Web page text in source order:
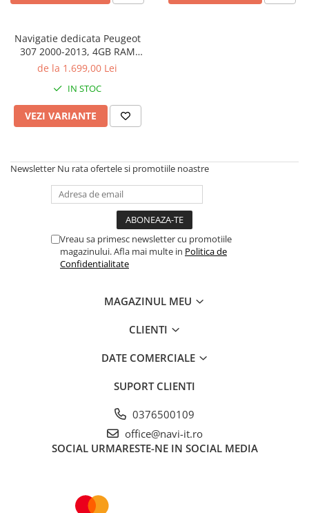
Navigatie dedicata Peugeot
307 2000-2013, 4GB RAM
64GB ROM, Procesor
14, Rezolutie 2K, Display QLED
9", DSP, Carplay&Android
Auto, SIM 4G
de la 1.699,00 Lei
IN STOC
VEZI VARIANTE
Newsletter Nu rata ofertele si promotiile noastre
Vreau sa primesc newsletter cu promotiile
magazinului. Afla mai multe in Politica de
Confidentialitate
MAGAZINUL MEU
CLIENTI
DATE COMERCIALE
SUPORT CLIENTI
0376500109
office@navi-it.ro
SOCIAL URMARESTE-NE IN SOCIAL MEDIA